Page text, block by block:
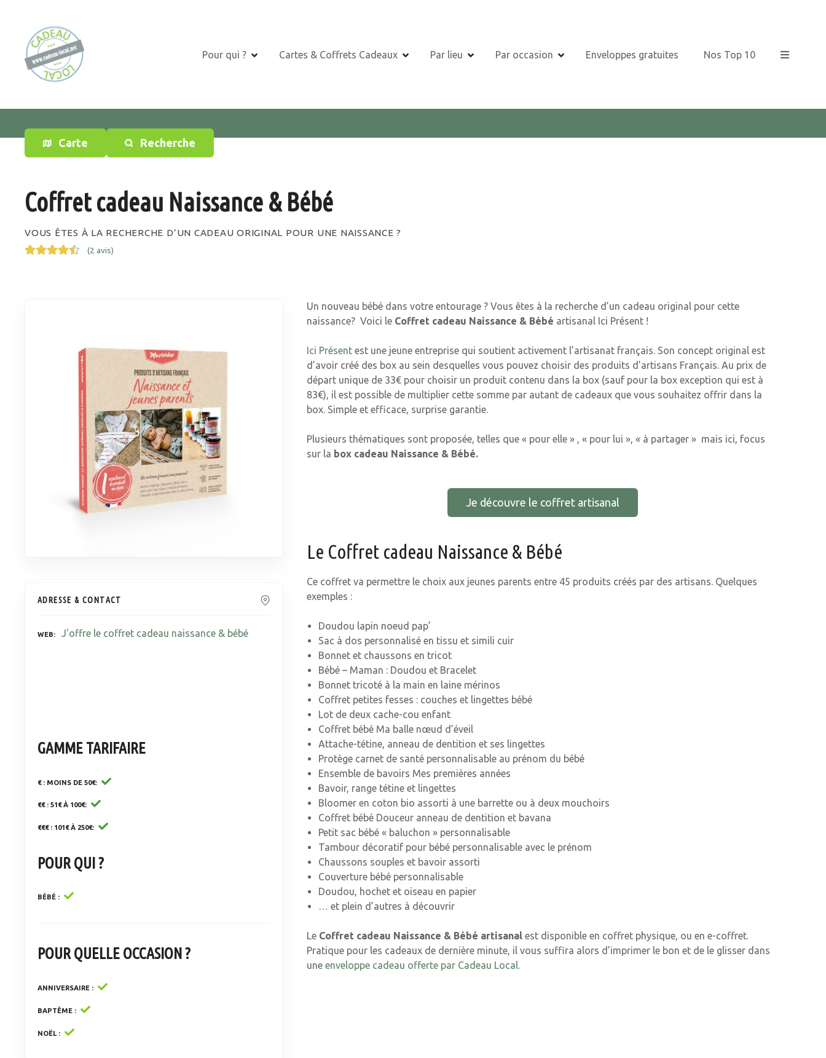
o
t
Pour qui ? Cartes & Coffrets Cadeaux Par lieu Par occasion Enveloppes gratuites Nos Top 10
Carte Recherche
Coffret cadeau Naissance & Bébé
VOUS ÊTES À LA RECHERCHE D’UN CADEAU ORIGINAL POUR UNE NAISSANCE ?
(2 avis)
ADRESSE & CONTACT
WEB J'offre le coffret cadeau naissance & bébé
GAMME TARIFAIRE
€ : MOINS DE 50€
€€ : 51€ À 100€
€€€ : 101€ À 250€
POUR QUI ?
BÉBÉ
POUR QUELLE OCCASION ?
ANNIVERSAIRE
BAPTÊME
NOËL
Un nouveau bébé dans votre entourage ? Vous êtes à la recherche d’un cadeau original pour cette
naissance? Voici le Coffret cadeau Naissance & Bébé artisanal Ici Présent !
Ici Présentest une jeune entreprise qui soutient activement l’artisanat français. Son concept original est
d’avoir créé des box au sein desquelles vous pouvez choisir des produits d’artisans Français. Au prix de
départ unique de 33€ pour choisir un produit contenu dans la box (sauf pour la box exception qui est à
83€), il est possible de multiplier cette somme par autant de cadeaux que vous souhaitez offrir dans la
box. Simple et efficace, surprise garantie.
Plusieurs thématiques sont proposée, telles que « pour elle » , « pour lui », « à partager » mais ici, focus
sur la box cadeau Naissance & Bébé.
Je découvre le coffret artisanal
Le Coffret cadeau Naissance & Bébé
Ce coffret va permettre le choix aux jeunes parents entre 45 produits créés par des artisans. Quelques
exemples :
Doudou lapin noeud pap’
Sac à dos personnalisé en tissu et simili cuir
Bonnet et chaussons en tricot
Bébé – Maman : Doudou et Bracelet
Bonnet tricoté à la main en laine mérinos
Coffret petites fesses : couches et lingettes bébé
Lot de deux cache-cou enfant
Coffret bébé Ma balle nœud d’éveil
Attache-tétine, anneau de dentition et ses lingettes
Protège carnet de santé personnalisable au prénom du bébé
Ensemble de bavoirs Mes premières années
Bavoir, range tétine et lingettes
Bloomer en coton bio assorti à une barrette ou à deux mouchoirs
Coffret bébé Douceur anneau de dentition et bavana
Petit sac bébé « baluchon » personnalisable
Tambour décoratif pour bébé personnalisable avec le prénom
Chaussons souples et bavoir assorti
Couverture bébé personnalisable
Doudou, hochet et oiseau en papier
… et plein d’autres à découvrir
Le Coffret cadeau Naissance & Bébé artisanalest disponible en coffret physique, ou en e-coffret.
Pratique pour les cadeaux de dernière minute, il vous suffira alors d’imprimer le bon et de le glisser dans
uneenveloppe cadeau offerte par Cadeau Local.